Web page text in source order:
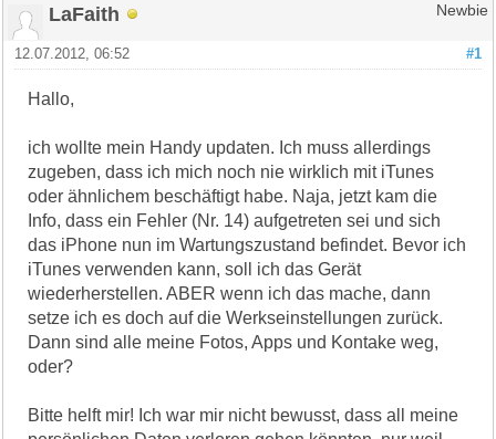
LaFaith Newbie
#1
12.07.2012, 06:52
Hallo,
ich wollte mein Handy updaten. Ich muss allerdings
zugeben, dass ich mich noch nie wirklich mit iTunes
oder ähnlichem beschäftigt habe. Naja, jetzt kam die
Info, dass ein Fehler (Nr. 14) aufgetreten sei und sich
das iPhone nun im Wartungszustand befindet. Bevor ich
iTunes verwenden kann, soll ich das Gerät
wiederherstellen. ABER wenn ich das mache, dann
setze ich es doch auf die Werkseinstellungen zurück.
Dann sind alle meine Fotos, Apps und Kontake weg,
oder?
Bitte helft mir! Ich war mir nicht bewusst, dass all meine